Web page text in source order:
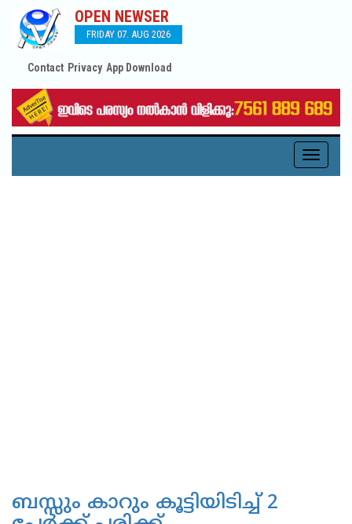
OPEN NEWSER
FRIDAY 07. AUG 2026
Contact Privacy App Download
Toggle
ബസ്സും കാറും കൂട്ടിയിടിച്ച് 2